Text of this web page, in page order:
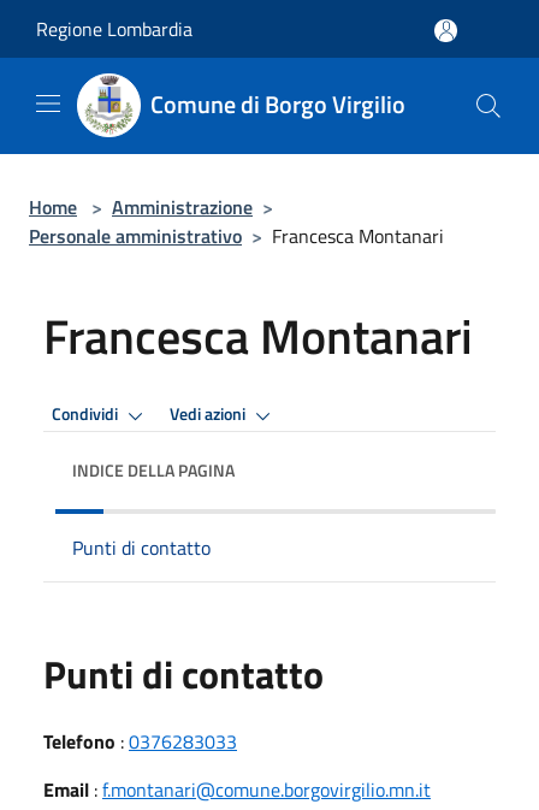
Regione Lombardia
Comune di Borgo Virgilio
Home > Amministrazione >
Personale amministrativo > Francesca Montanari
Francesca Montanari
Condividi Vedi azioni
INDICE DELLA PAGINA
Punti di contatto
Punti di contatto
Telefono :0376283033
Email :f.montanari@comune.borgovirgilio.mn.it